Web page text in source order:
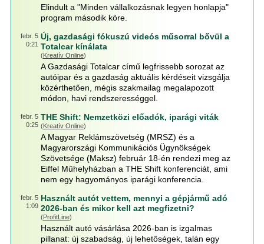
Elindult a "Minden vállalkozásnak legyen honlapja"
program második köre.
febr. 5
0:21
Új, gazdasági fókuszú videós műsorral bővül a
Totalcar kínálata
(Kreatív Online)
A Gazdasági Totalcar című legfrissebb sorozat az
autóipar és a gazdaság aktuális kérdéseit vizsgálja
közérthetően, mégis szakmailag megalapozott
módon, havi rendszerességgel.
febr. 5
0:25
THE Shift: Nemzetközi előadók, iparági viták
(Kreatív Online)
A Magyar Reklámszövetség (MRSZ) és a
Magyarországi Kommunikációs Ügynökségek
Szövetsége (Maksz) február 18-én rendezi meg az
Eiffel Műhelyházban a THE Shift konferenciát, ami
nem egy hagyományos iparági konferencia.
febr. 5
1:09
Használt autót vettem, mennyi a gépjármű adó
2026-ban és mikor kell azt megfizetni?
(ProfitLine)
Használt autó vásárlása 2026-ban is izgalmas
pillanat: új szabadság, új lehetőségek, talán egy